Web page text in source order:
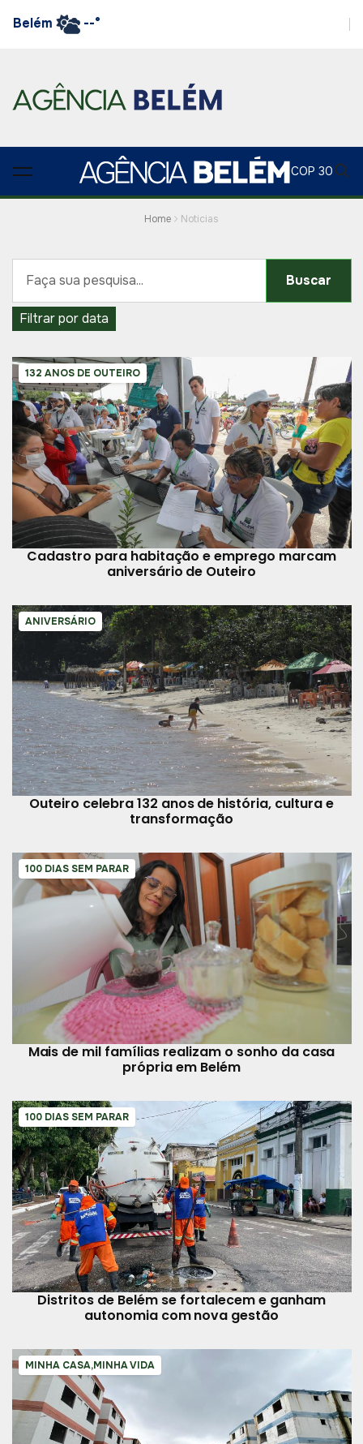
Belém --°
COP 30
Home Noticias
Buscar
Filtrar por data
132 ANOS DE OUTEIRO
Cadastro para habitação e emprego marcam
aniversário de Outeiro
ANIVERSÁRIO
Outeiro celebra 132 anos de história, cultura e
transformação
100 DIAS SEM PARAR
Mais de mil famílias realizam o sonho da casa
própria em Belém
100 DIAS SEM PARAR
Distritos de Belém se fortalecem e ganham
autonomia com nova gestão
MINHA CASA,MINHA VIDA